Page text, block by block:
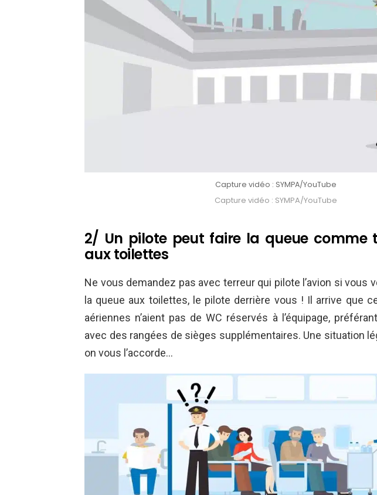
Capture vidéo : SYMPA/YouTube
Capture vidéo : SYMPA/YouTube
2/ Un pilote peut faire la queue comme
aux toilettes
Ne vous demandez pas avec terreur qui pilote l’avion si vous
la queue aux toilettes, le pilote derrière vous ! Il arrive que
aériennes n’aient pas de WC réservés à l’équipage,
avec des rangées de sièges supplémentaires. Une situation
on vous l’accorde…